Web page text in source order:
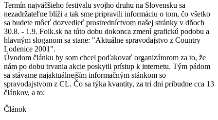
Termín najväčšieho festivalu svojho druhu na Slovensku sa
nezadržateľne blíži a tak sme pripravili informáciu o tom, čo všetko
sa budete môcť dozvedieť prostredníctvom našej stránky v dňoch
30.8. - 1.9. Folk.sk na túto dobu dokonca zmení grafickú podobu a
hlavným sloganom sa stane: "Aktuálne spravodajstvo z Country
Lodenice 2001".
Úvodom článku by som chcel poďakovať organizátorom za to, že
nám po dobu trvania akcie poskytli prístup k internetu. Tým pádom
sa stávame najaktuálnejším informačným stánkom so
spravodajstvom z CL. Čo sa týka kvantity, za tri dni pribudne cca 13
článkov, a to:
Článok